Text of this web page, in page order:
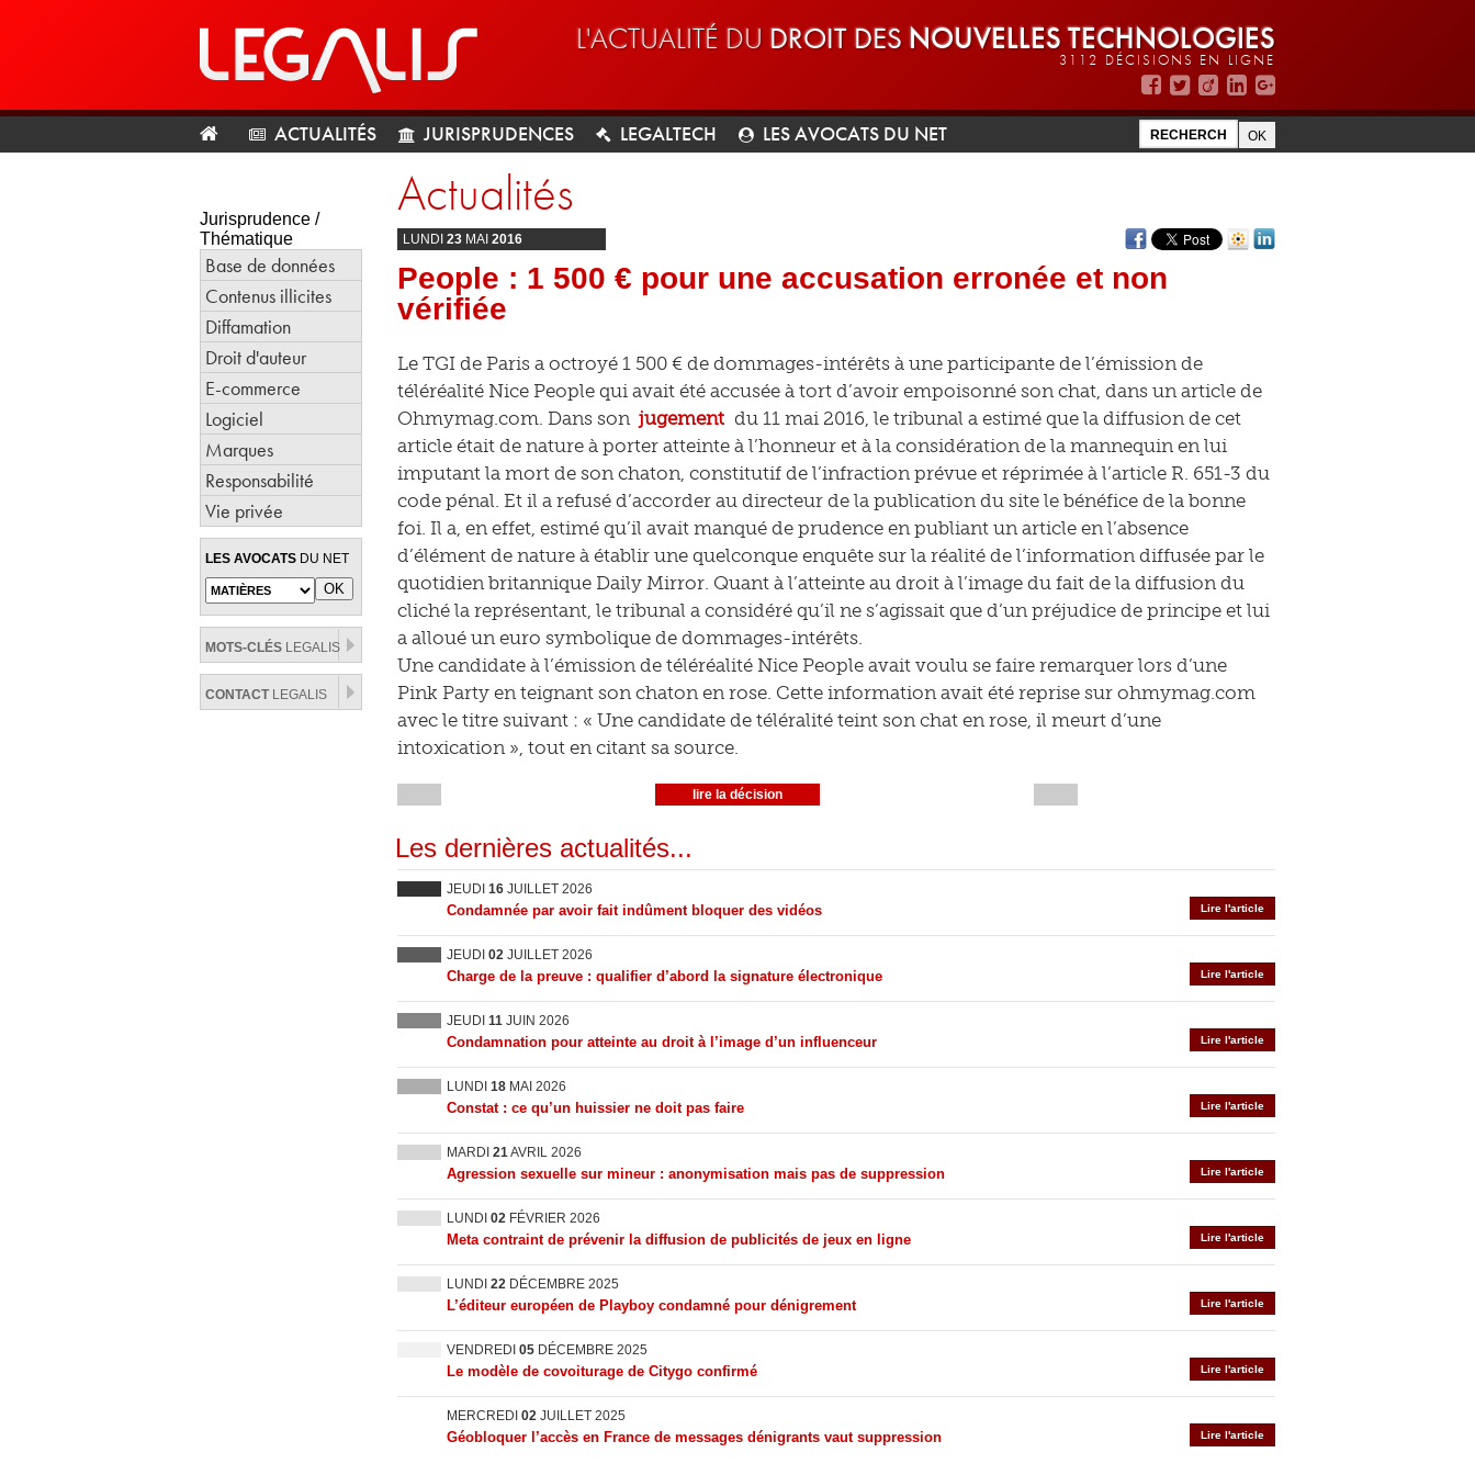
L'ACTUALITÉ DU DROIT DES NOUVELLES TECHNOLOGIES
3112 DÉCISIONS EN LIGNE
ACTUALITÉS JURISPRUDENCES LEGALTECH LES AVOCATS DU NET
Jurisprudence /
Thématique
Base de données
Contenus illicites
Diffamation
Droit d'auteur
E-commerce
Logiciel
Marques
Responsabilité
Vie privée
LES AVOCATS DU NET
MOTS-CLÉS LEGALIS
CONTACTLEGALIS
Actualités
LUNDI 23 MAI 2016
People : 1 500 € pour une accusation erronée et non
vérifiée
Le TGI de Paris a octroyé 1 500 € de dommages-intérêts à une participante de l’émission de
téléréalité Nice People qui avait été accusée à tort d’avoir empoisonné son chat, dans un article de
Ohmymag.com. Dans son jugement du 11 mai 2016, le tribunal a estimé que la diffusion de cet
article était de nature à porter atteinte à l’honneur et à la considération de la mannequin en lui
imputant la mort de son chaton, constitutif de l’infraction prévue et réprimée à l’article R. 651-3 du
code pénal. Et il a refusé d’accorder au directeur de la publication du site le bénéfice de la bonne
foi. Il a, en effet, estimé qu’il avait manqué de prudence en publiant un article en l’absence
d’élément de nature à établir une quelconque enquête sur la réalité de l’information diffusée par le
quotidien britannique Daily Mirror. Quant à l’atteinte au droit à l’image du fait de la diffusion du
cliché la représentant, le tribunal a considéré qu’il ne s’agissait que d’un préjudice de principe et lui
a alloué un euro symbolique de dommages-intérêts.
Une candidate à l’émission de téléréalité Nice People avait voulu se faire remarquer lors d’une
Pink Party en teignant son chaton en rose. Cette information avait été reprise sur ohmymag.com
avec le titre suivant : « Une candidate de téléralité teint son chat en rose, il meurt d’une
intoxication », tout en citant sa source.
lire la décision
Les dernières actualités...
JEUDI 16 JUILLET 2026
Lire l'article
Condamnée par avoir fait indûment bloquer des vidéos
JEUDI 02 JUILLET 2026
Lire l'article
Charge de la preuve : qualifier d’abord la signature électronique
JEUDI 11 JUIN 2026
Lire l'article
Condamnation pour atteinte au droit à l’image d’un influenceur
LUNDI 18 MAI 2026
Lire l'article
Constat : ce qu’un huissier ne doit pas faire
MARDI 21AVRIL 2026
Lire l'article
Agression sexuelle sur mineur : anonymisation mais pas de suppression
LUNDI 02 FÉVRIER 2026
Lire l'article
Meta contraint de prévenir la diffusion de publicités de jeux en ligne
LUNDI 22 DÉCEMBRE 2025
Lire l'article
L’éditeur européen de Playboy condamné pour dénigrement
VENDREDI 05 DÉCEMBRE 2025
Lire l'article
Le modèle de covoiturage de Citygo confirmé
MERCREDI 02 JUILLET 2025
Lire l'article
Géobloquer l’accès en France de messages dénigrants vaut suppression